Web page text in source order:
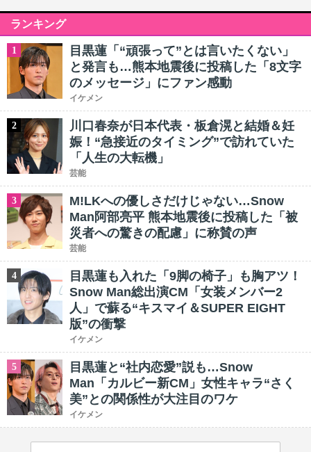
ランキング
1
目黒蓮「“頑張って”とは言いたくない」
と発言も…熊本地震後に投稿した「8文字
のメッセージ」にファン感動
イケメン
2
川口春奈が日本代表・板倉滉と結婚＆妊
娠！“急接近のタイミング”で訪れていた
「人生の大転機」
芸能
3
M!LKへの優しさだけじゃない…Snow
Man阿部亮平 熊本地震後に投稿した「被
災者への驚きの配慮」に称賛の声
芸能
4
目黒蓮も入れた「9脚の椅子」も胸アツ！
Snow Man総出演CM「女装メンバー2
人」で蘇る“キスマイ＆SUPER EIGHT
版”の衝撃
イケメン
5
目黒蓮と“社内恋愛”説も…Snow
Man「カルビー新CM」女性キャラ“さく
美”との関係性が大注目のワケ
イケメン